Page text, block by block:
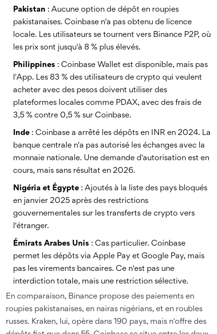
Pakistan : Aucune option de dépôt en roupies
pakistanaises. Coinbase n'a pas obtenu de licence
locale. Les utilisateurs se tournent vers Binance P2P, où
les prix sont jusqu'à 8 % plus élevés.
Philippines : Coinbase Wallet est disponible, mais pas
l'App. Les 83 % des utilisateurs de crypto qui veulent
acheter avec des pesos doivent utiliser des
plateformes locales comme PDAX, avec des frais de
3,5 % contre 0,5 % sur Coinbase.
Inde : Coinbase a arrêté les dépôts en INR en 2024. La
banque centrale n'a pas autorisé les échanges avec la
monnaie nationale. Une demande d'autorisation est en
cours, mais sans résultat en 2026.
Nigéria et Égypte : Ajoutés à la liste des pays bloqués
en janvier 2025 après des restrictions
gouvernementales sur les transferts de crypto vers
l'étranger.
Émirats Arabes Unis : Cas particulier. Coinbase
permet les dépôts via Apple Pay et Google Pay, mais
pas les virements bancaires. Ce n'est pas une
interdiction totale, mais une restriction sélective.
En comparaison, Binance propose des paiements en
roupies pakistanaises, en nairas nigérians, et en roubles
russes. Kraken, lui, opère dans 190 pays, mais n'offre des